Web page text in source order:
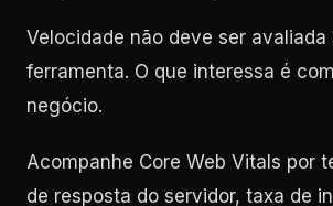
Velocidade não deve ser avaliada
ferramenta. O que interessa é
negócio.
Acompanhe Core Web Vitals por
de resposta do servidor, taxa de